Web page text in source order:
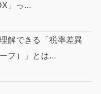
」っ...
解できる「税率差異
フ）」とは...